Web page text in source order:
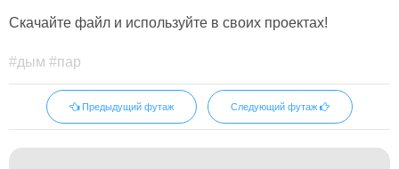
Скачайте файл и используйте в своих проектах!
#дым #пар
Предыдущий футаж Следующий футаж